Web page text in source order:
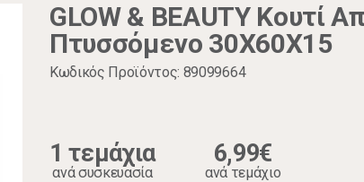
GLOW & BEAUTY Κουτί
Πτυσσόμενο 30Χ60Χ15
Κωδικός Προϊόντος: 89099664
1 τεμάχια
ανά συσκευασία
6,99€
ανά τεμάχιο